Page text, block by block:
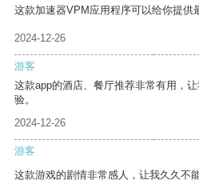
这款加速器VPM应用程序可以给你提供
2024-12-26
游客
这款app的酒店、餐厅推荐非常有用，
验。
2024-12-26
游客
这款游戏的剧情非常感人，让我久久不能